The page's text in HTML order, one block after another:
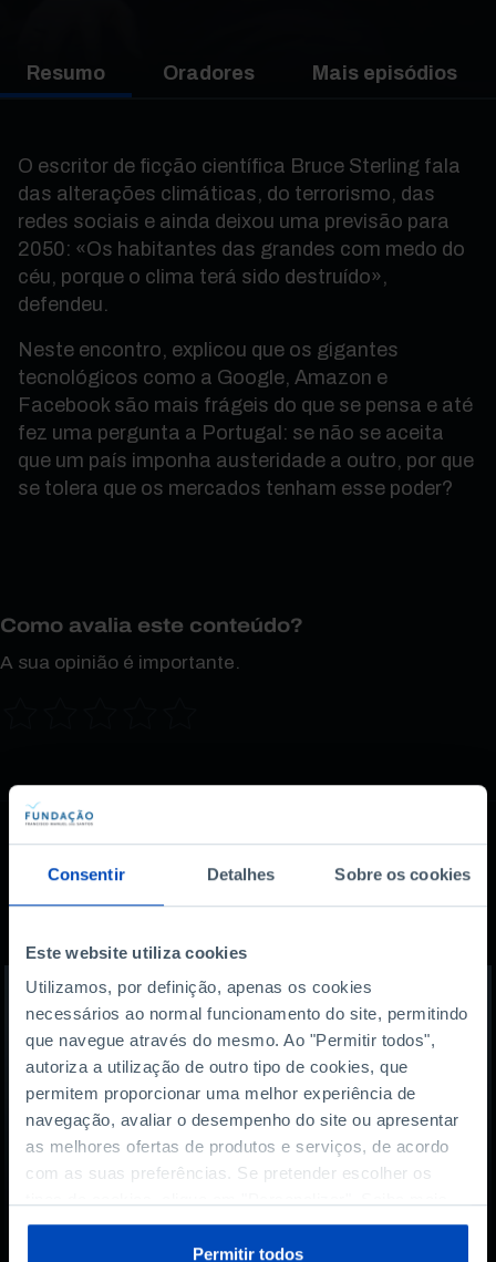
Consentir Detalhes Sobre os cookies
Este website utiliza cookies
Utilizamos, por definição, apenas os cookies
necessários ao normal funcionamento do site, permitindo
que navegue através do mesmo. Ao "Permitir todos",
autoriza a utilização de outro tipo de cookies, que
permitem proporcionar uma melhor experiência de
navegação, avaliar o desempenho do site ou apresentar
as melhores ofertas de produtos e serviços, de acordo
com as suas preferências. Se pretender escolher os
sobre cookies através da gestão de preferências ou da
Política de Cookies.
Permitir todos
Resumo Oradores Mais episódios
O escritor de ficção científica Bruce Sterling fala
das alterações climáticas, do terrorismo, das
redes sociais e ainda deixou uma previsão para
2050: «Os habitantes das grandes com medo do
céu, porque o clima terá sido destruído»,
defendeu.
Neste encontro, explicou que os gigantes
tecnológicos como a Google, Amazon e
Facebook são mais frágeis do que se pensa e até
fez uma pergunta a Portugal: se não se aceita
que um país imponha austeridade a outro, por que
se tolera que os mercados tenham esse poder?
Como avalia este conteúdo?
A sua opinião é importante.